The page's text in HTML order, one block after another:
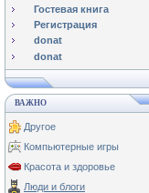
Гостевая книга
Регистрация
donat
donat
ВАЖНО
Другое
Компьютерные игры
Красота и здоровье
Люди и блоги